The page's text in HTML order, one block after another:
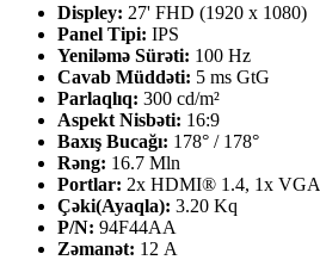
Displey: 27' FHD (1920 x 1080)
Panel Tipi: IPS
Yeniləmə Sürəti: 100 Hz
Cavab Müddəti: 5 ms GtG
Parlaqlıq: 300 cd/m²
Aspekt Nisbəti: 16:9
Baxış Bucağı: 178° / 178°
Rəng: 16.7 Mln
Portlar: 2x HDMI® 1.4, 1x VGA
Çəki(Ayaqla): 3.20 Kq
P/N: 94F44AA
Zəmanət: 12 A